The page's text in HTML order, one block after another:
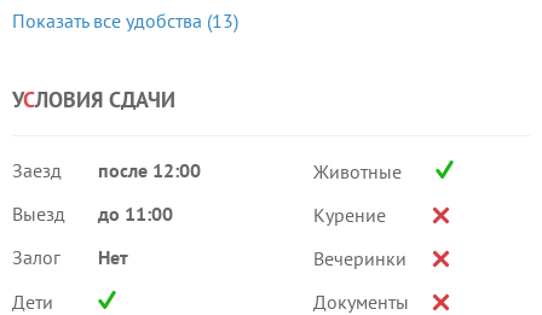
Показать все удобства (13)
УСЛОВИЯ СДАЧИ
Заезд
после 12:00
Выезд
до 11:00
Залог
Нет
Дети
Животные
Курение
Вечеринки
Документы